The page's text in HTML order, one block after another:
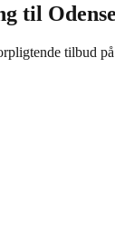
til Odense
tilbud